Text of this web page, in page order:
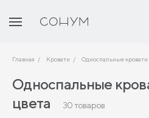
Главная Кровати Односпальные кровати
Односпальные
цвета
30 товаров